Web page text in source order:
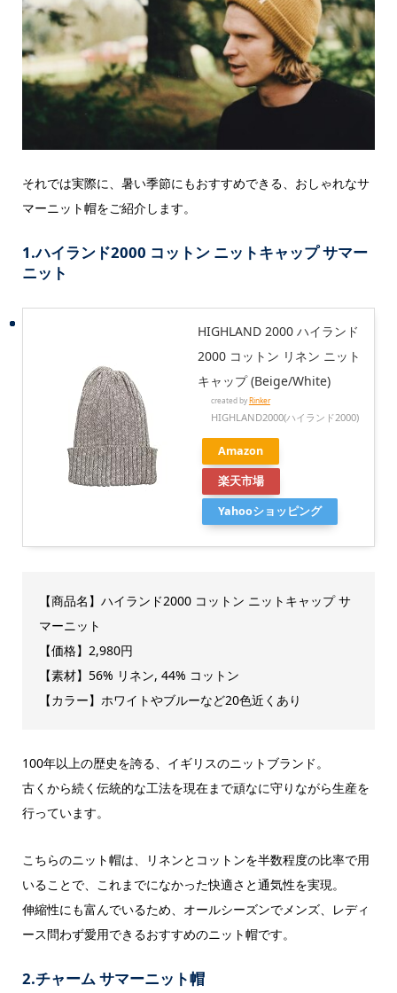
それでは実際に、暑い季節にもおすすめできる、おしゃれなサ
マーニット帽をご紹介します。
1.ハイランド2000 コットン ニットキャップ サマー
ニット
HIGHLAND 2000 ハイランド
2000 コットン リネン ニット
キャップ (Beige/White)
created byRinker
HIGHLAND2000(ハイランド2000)
Amazon
楽天市場
Yahooショッピング
【商品名】ハイランド2000 コットン ニットキャップ サ
マーニット
【価格】2,980円
【素材】56% リネン, 44% コットン
【カラー】ホワイトやブルーなど20色近くあり
100年以上の歴史を誇る、イギリスのニットブランド。
古くから続く伝統的な工法を現在まで頑なに守りながら生産を
行っています。
こちらのニット帽は、リネンとコットンを半数程度の比率で用
いることで、これまでになかった快適さと通気性を実現。
伸縮性にも富んでいるため、オールシーズンでメンズ、レディ
ース問わず愛用できるおすすめのニット帽です。
2.チャーム サマーニット帽